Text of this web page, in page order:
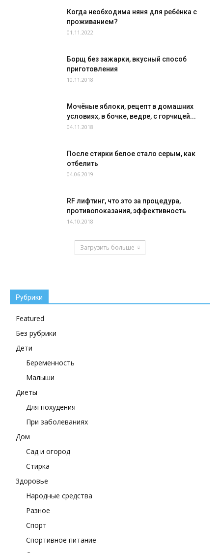
Когда необходима няня для ребёнка с
проживанием?
01.11.2022
Борщ без зажарки, вкусный способ
приготовления
10.11.2018
Мочёные яблоки, рецепт в домашних
условиях, в бочке, ведре, с горчицей...
04.11.2018
После стирки белое стало серым, как
отбелить
04.06.2019
RF лифтинг, что это за процедура,
противопоказания, эффективность
14.10.2018
Загрузить больше
Рубрики
Featured
Без рубрики
Дети
Беременность
Малыши
Диеты
Для похудения
При заболеваниях
Дом
Сад и огород
Стирка
Здоровье
Народные средства
Разное
Спорт
Спортивное питание